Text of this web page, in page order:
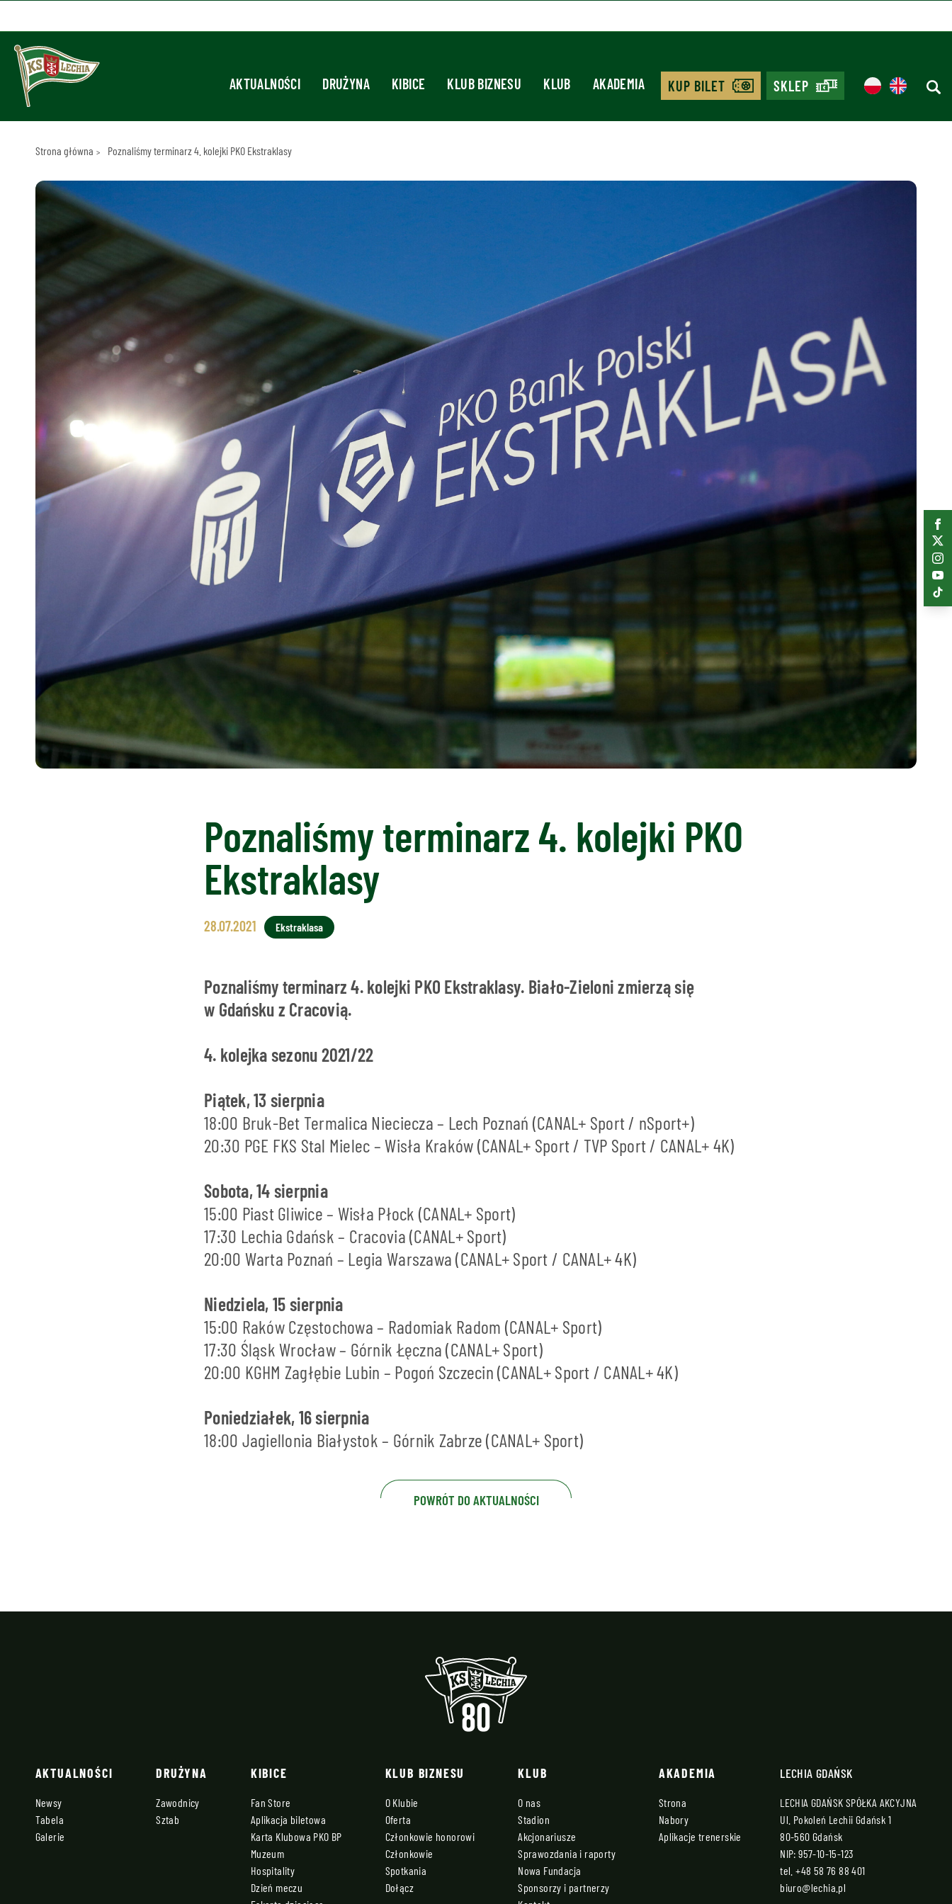
AKTUALNOŚCI DRUŻYNA KIBICE KLUB BIZNESU KLUB AKADEMIA KUP BILET SKLEP
Strona główna Poznaliśmy terminarz 4. kolejki PKO Ekstraklasy
Poznaliśmy terminarz 4. kolejki PKO
Ekstraklasy
28.07.2021 Ekstraklasa
Poznaliśmy terminarz 4. kolejki PKO Ekstraklasy. Biało-Zieloni zmierzą się
w Gdańsku z Cracovią.
4. kolejka sezonu 2021/22
Piątek, 13 sierpnia
18:00 Bruk-Bet Termalica Nieciecza – Lech Poznań (CANAL+ Sport / nSport+)
20:30 PGE FKS Stal Mielec – Wisła Kraków (CANAL+ Sport / TVP Sport / CANAL+ 4K)
Sobota, 14 sierpnia
15:00 Piast Gliwice – Wisła Płock (CANAL+ Sport)
17:30 Lechia Gdańsk – Cracovia (CANAL+ Sport)
20:00 Warta Poznań – Legia Warszawa (CANAL+ Sport / CANAL+ 4K)
Niedziela, 15 sierpnia
15:00 Raków Częstochowa – Radomiak Radom (CANAL+ Sport)
17:30 Śląsk Wrocław – Górnik Łęczna (CANAL+ Sport)
20:00 KGHM Zagłębie Lubin – Pogoń Szczecin (CANAL+ Sport / CANAL+ 4K)
Poniedziałek, 16 sierpnia
18:00 Jagiellonia Białystok – Górnik Zabrze (CANAL+ Sport)
POWRÓT DO AKTUALNOŚCI
AKTUALNOŚCI
Newsy
Tabela
Galerie
DRUŻYNA
Zawodnicy
Sztab
KIBICE
Fan Store
Aplikacja biletowa
Karta Klubowa PKO BP
Muzeum
Hospitality
Dzień meczu
KLUB BIZNESU
O Klubie
Oferta
Członkowie honorowi
Członkowie
Spotkania
Dołącz
KLUB
O nas
Stadion
Akcjonariusze
Sprawozdania i raporty
Nowa Fundacja
Sponsorzy i partnerzy
AKADEMIA
Strona
Nabory
Aplikacje trenerskie
LECHIA GDAŃSK
LECHIA GDAŃSK SPÓŁKA AKCYJNA
Ul. Pokoleń Lechii Gdańsk 1
80-560 Gdańsk
NIP: 957-10-15-123
tel.+48 58 76 88 401
biuro@lechia.pl